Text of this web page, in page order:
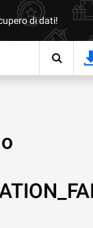
di dati!